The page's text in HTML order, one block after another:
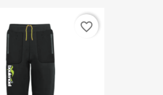
favorite_border